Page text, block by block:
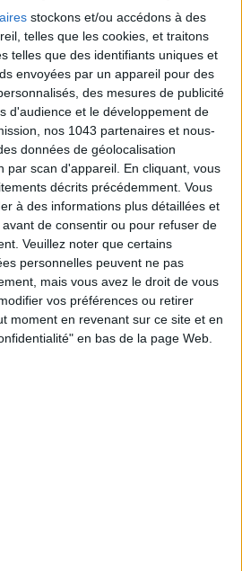
stockons et/ou accédons à des
telles que les cookies, et traitons
telles que des identifiants uniques et
envoyées par un appareil pour des
des mesures de publicité
d'audience et le développement de
nos 1043 partenaires et nous-
données de géolocalisation
par scan d'appareil. En cliquant, vous
décrits précédemment. Vous
à des informations plus détaillées et
de consentir ou pour refuser de
Veuillez noter que certains
personnelles peuvent ne pas
mais vous avez le droit de vous
vos préférences ou retirer
moment en revenant sur ce site et en
en bas de la page Web.
DEVEZ FAIRE À PARIS EN AOÛT